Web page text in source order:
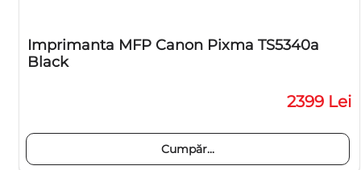
Imprimanta MFP Canon Pixma TS5340a
Black
2399 Lei
Cumpăr...